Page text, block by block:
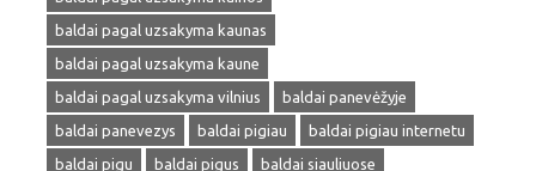
baldai pagal uzsakyma kaunas
baldai pagal uzsakyma kaune
baldai pagal uzsakyma vilnius
baldai panevėžyje
baldai panevezys
baldai pigiau
baldai pigiau internetu
baldai pigu
baldai pigus baldai siauliuose